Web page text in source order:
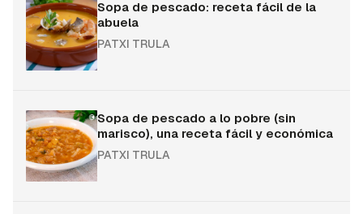
Sopa de pescado: receta fácil de la
abuela
PATXI TRULA
Sopa de pescado a lo pobre (sin
marisco), una receta fácil y económica
PATXI TRULA